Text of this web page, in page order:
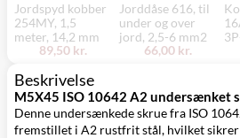
Jordspyd kobber
254MY, 1,5
meter, 14,2 mm
89,50 kr.
Jorddåse 616, til
under og over
jord, 2,5-6 mm2
66,00 kr.
Beskrivelse
M5X45 ISO 10642 A2 undersænket
Denne undersænkede skrue fra ISO
fremstillet i A2 rustfrit stål, hvilket sikrer